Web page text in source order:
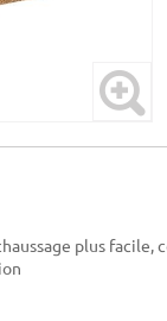
plus facile,